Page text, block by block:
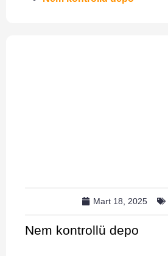
Mart 18, 2025
Nem kontrollü depo